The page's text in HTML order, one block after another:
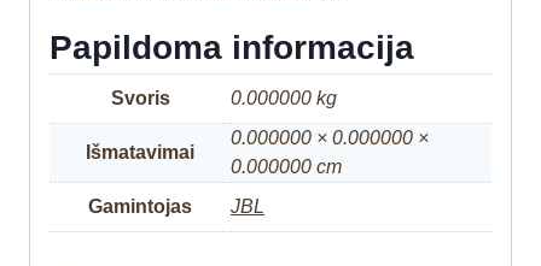
Papildoma informacija
Svoris 0.000000 kg
Išmatavimai
0.000000 × 0.000000 ×
0.000000 cm
Gamintojas
JBL